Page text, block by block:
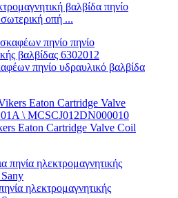
βαλβίδα πηνίο
οπή ...
πηνίο υδραυλικό βαλβίδα
Eaton Cartridge Valve Coil
ηλεκτρομαγνητικής